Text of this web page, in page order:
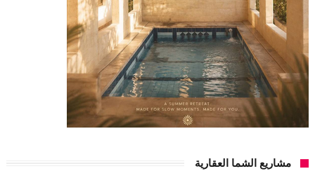
مشاريع الشما العقارية